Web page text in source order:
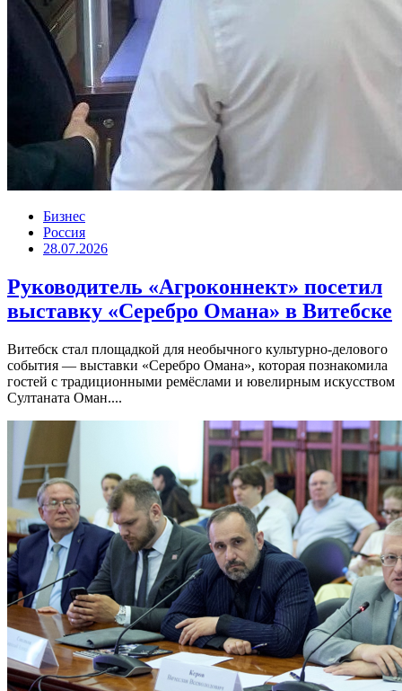
Бизнес
Россия
28.07.2026
Руководитель «Агроконнект» посетил
выставку «Серебро Омана» в Витебске
Витебск стал площадкой для необычного культурно-делового
события — выставки «Серебро Омана», которая познакомила
гостей с традиционными ремёслами и ювелирным искусством
Султаната Оман....